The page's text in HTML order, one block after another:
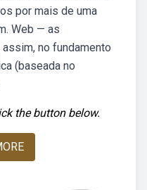
por mais de uma
Web — as
no fundamento
(baseada no
the button below.